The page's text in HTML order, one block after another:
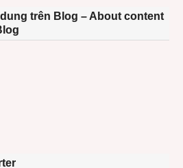
trên Blog – About content